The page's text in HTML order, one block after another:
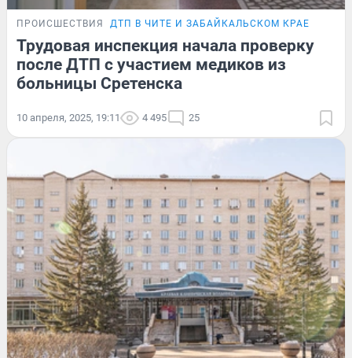
ПРОИСШЕСТВИЯ ДТП В ЧИТЕ И ЗАБАЙКАЛЬСКОМ КРАЕ
Трудовая инспекция начала проверку
после ДТП с участием медиков из
больницы Сретенска
10 апреля, 2025, 19:11 4 495 25